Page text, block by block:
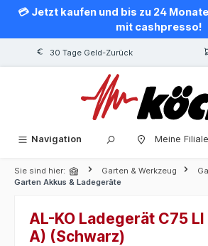
springen
💳 Jetzt kaufen und bis zu 24
mit cashpresso!
30 Tage Geld-Zurück
Navigation Meine Filiale
Sie sind hier: Garten & Werkzeug
Garten Akkus & Ladegeräte
AL-KO Ladegerät C75
A) (Schwarz)